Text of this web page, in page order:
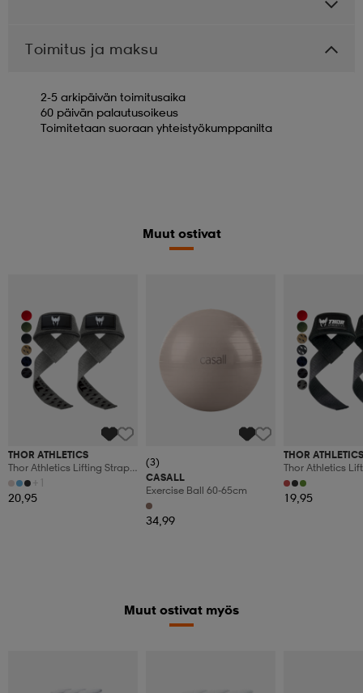
Toimitus ja maksu
2-5 arkipäivän toimitusaika
60 päivän palautusoikeus
Toimitetaan suoraan yhteistyökumppanilta
Muut ostivat
THOR ATHLETICS
Thor Athletics Lifting Straps
Extra Grip – Strength
Training Accessories – Gym
Training
+1
20,95
(3)
CASALL
Exercise Ball 60-65cm
34,99
THOR ATHLETICS
Thor Athletics
– Strength
Accessories –
And Gym
19,95
Muut ostivat myös